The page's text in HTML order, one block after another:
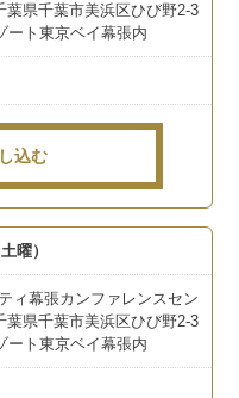
葉県千葉市美浜区ひび野2-3
ート東京ベイ幕張内
込む
曜）
ィ幕張カンファレンスセン
葉県千葉市美浜区ひび野2-3
ート東京ベイ幕張内